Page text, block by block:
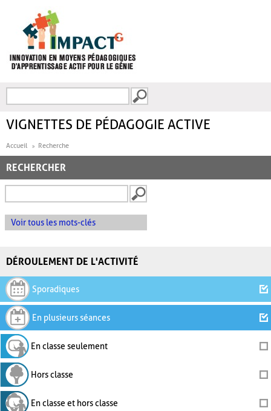
FORMULAIRE DE
VIGNETTES DE PÉDAGOGIE ACTIVE
Accueil Recherche
RECHERCHER
Voir tous les mots-clés
DÉROULEMENT DE L'ACTIVITÉ
Sporadiques
En plusieurs séances
En classe seulement
Hors classe
En classe et hors classe